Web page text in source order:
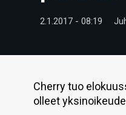
2.1.2017 - 08:19
Cherry tuo
olleet